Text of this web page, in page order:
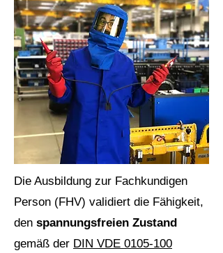
Die Ausbildung zur Fachkundigen
Person (FHV) validiert die Fähigkeit,
den spannungsfreien Zustand
gemäß der DIN VDE 0105-100